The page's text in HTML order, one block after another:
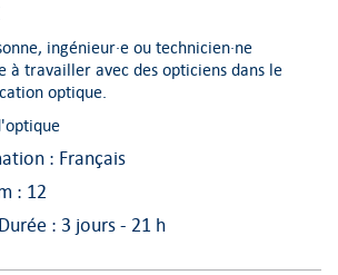
ingénieur·e ou technicien·ne
à travailler avec des opticiens dans le
optique.
: Français
: 12
Durée : 3 jours - 21 h